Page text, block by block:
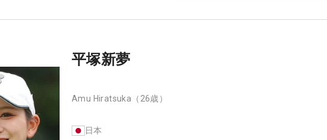
平塚新夢
Amu Hiratsuka （26歳）
日本